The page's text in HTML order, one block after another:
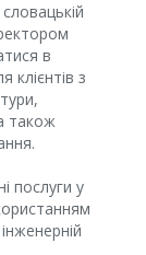
в
з
також
послуги у